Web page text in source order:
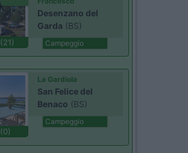
(21)
Desenzano del
Garda (BS)
Campeggio
(0)
La Gardiola
San Felice del
Benaco (BS)
Campeggio